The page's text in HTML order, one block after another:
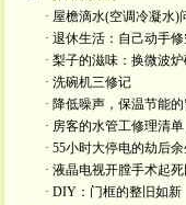
· 屋檐滴水(空调冷凝水)
· 退休生活：自己动手修
· 梨子的滋味：换微波
· 洗碗机三修记
· 降低噪声，保温节能
· 房客的水管工修理清单
· 55小时大停电的劫后余
· 液晶电视开膛手术起
· DIY：门框的整旧如新